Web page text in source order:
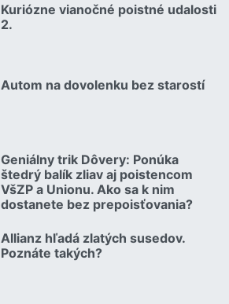
Kuriózne vianočné poistné udalosti
2.
18.12.2024 | | redakcia
Autom na dovolenku bez starostí
02.07.2026 |
Geniálny trik Dôvery: Ponúka
štedrý balík zliav aj poistencom
VšZP a Unionu. Ako sa k nim
dostanete bez prepoisťovania?
06.07.2026 | | redakcia
Allianz hľadá zlatých susedov.
Poznáte takých?
08.07.2026 |